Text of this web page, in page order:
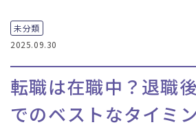
未分類
2025.09.30
転職は在職中？退職
でのベストなタイミ